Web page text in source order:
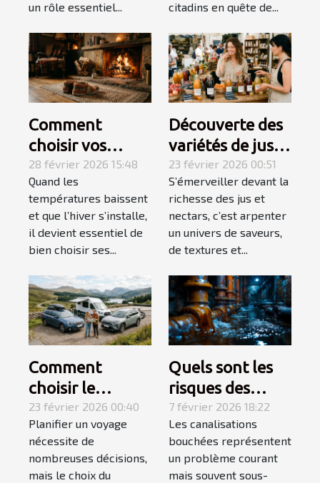
un rôle essentiel...
citadins en quête de...
Comment
choisir vos
chaussons pour
un hiver douillet
et chaud ?
28 février 2026 15:48
Quand les
températures baissent
et que l’hiver s’installe,
il devient essentiel de
bien choisir ses...
Découverte des
variétés de jus
et nectars pour
des palais
exigeants
23 février 2026 00:51
S’émerveiller devant la
richesse des jus et
nectars, c’est arpenter
un univers de saveurs,
de textures et...
Comment
choisir le
véhicule idéal
pour votre
prochain voyage
?
23 février 2026 00:40
Planifier un voyage
nécessite de
nombreuses décisions,
mais le choix du
Quels sont les
risques des
canalisations
bouchées pour
votre maison ?
7 février 2026 18:22
Les canalisations
bouchées représentent
un problème courant
mais souvent sous-